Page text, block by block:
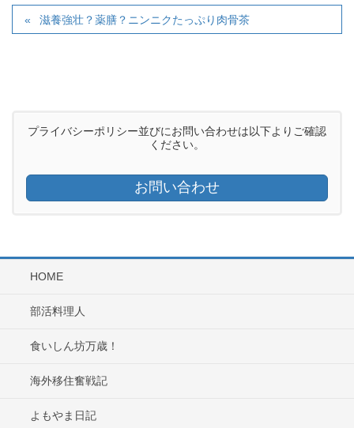
滋養強壮？薬膳？ニンニクたっぷり肉骨茶
プライバシーポリシー並びにお問い合わせは以下よりご確認
ください。
お問い合わせ
HOME
部活料理人
食いしん坊万歳！
海外移住奮戦記
よもやま日記